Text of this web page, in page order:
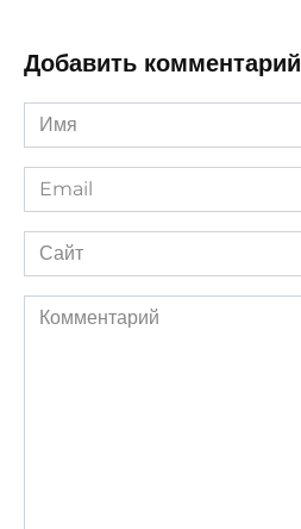
Добавить комментарий
Имя
*
Email
*
Сайт
Комментарий